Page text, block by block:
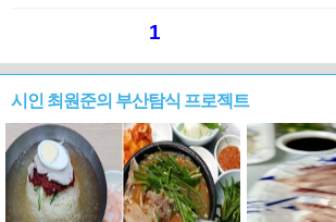
1
시인 최원준의 부산탐식 프로젝트